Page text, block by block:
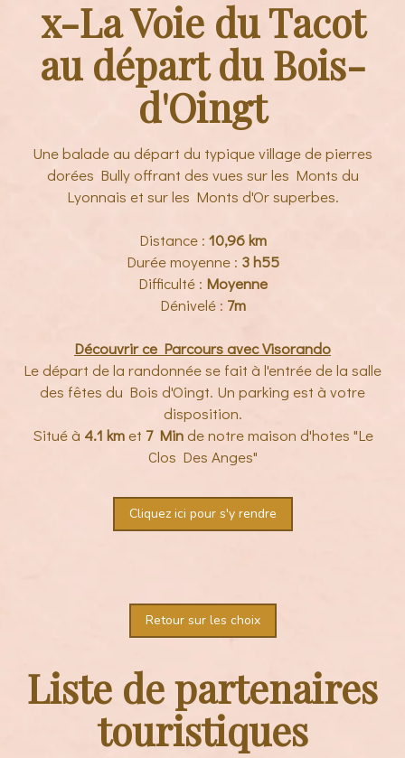
x-La Voie du Tacot
au départ du Bois-
d'Oingt
Une balade au départ du typique village de pierres
dorées Bully offrant des vues sur les Monts du
Lyonnais et sur les Monts d'Or superbes.
Distance : 10,96 km
Durée moyenne : 3h55
Difficulté : Moyenne
Dénivelé : 7m
Découvrir ce Parcoursavec Visorando
Le départ de la randonnée se fait à l'entrée de la salle
des fêtes du Bois d'Oingt. Un parking est à votre
disposition.
Situé à 4.1 kmet 7 Minde notre maison d'hotes "Le
Clos Des Anges"
Cliquez ici pour s'y rendre
Retour sur les choix
Liste de partenaires
touristiques